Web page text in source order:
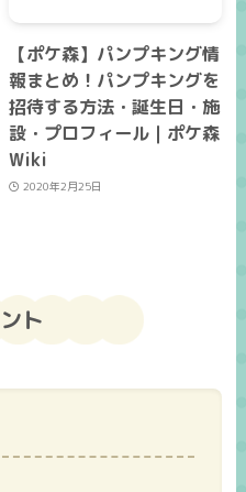
【ポケ森】パンプキング情
報まとめ！パンプキングを
招待する方法・誕生日・施
設・プロフィール｜ポケ森
Wiki
2020年2月25日
ト